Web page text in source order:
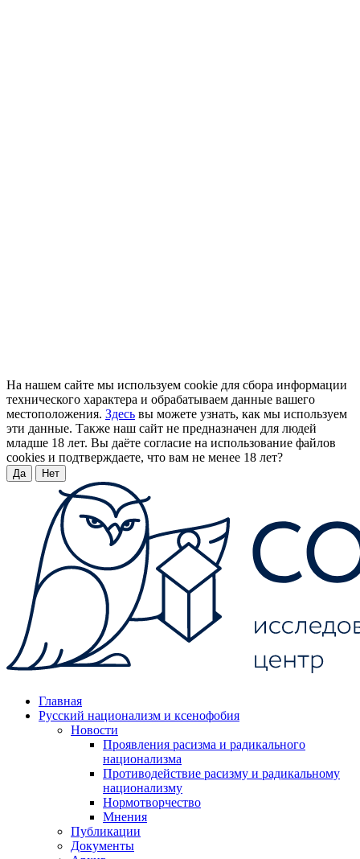
На нашем сайте мы используем cookie для сбора информации
технического характера и обрабатываем данные вашего
местоположения. Здесь вы можете узнать, как мы используем
эти данные. Также наш сайт не предназначен для людей
младше 18 лет. Вы даёте согласие на использование файлов
cookies и подтверждаете, что вам не менее 18 лет?
Да Нет
Главная
Русский национализм и ксенофобия
Новости
Проявления расизма и радикального
национализма
Противодействие расизму и радикальному
национализму
Нормотворчество
Мнения
Публикации
Документы